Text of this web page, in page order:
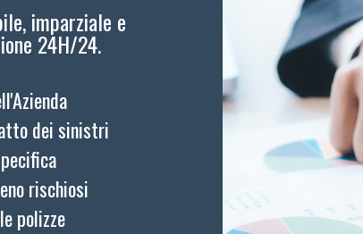
imparziale e
24H/24.
dei sinistri
rischiosi
polizze